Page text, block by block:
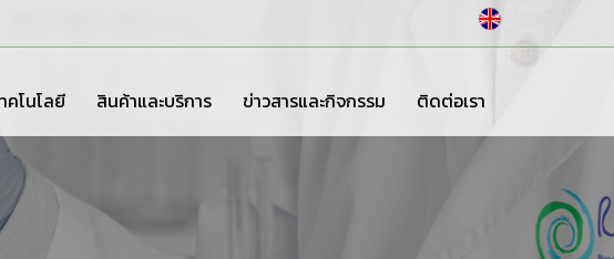
คโนโลยี สินค้าและบริการ ข่าวสารและกิจกรรม ติดต่อเรา